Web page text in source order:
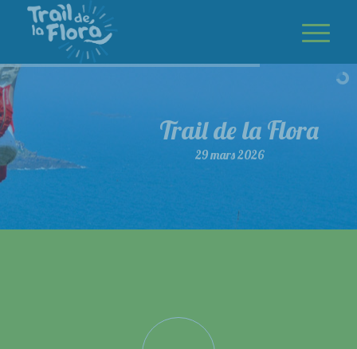
Trail de la Flora
29 mars 2026